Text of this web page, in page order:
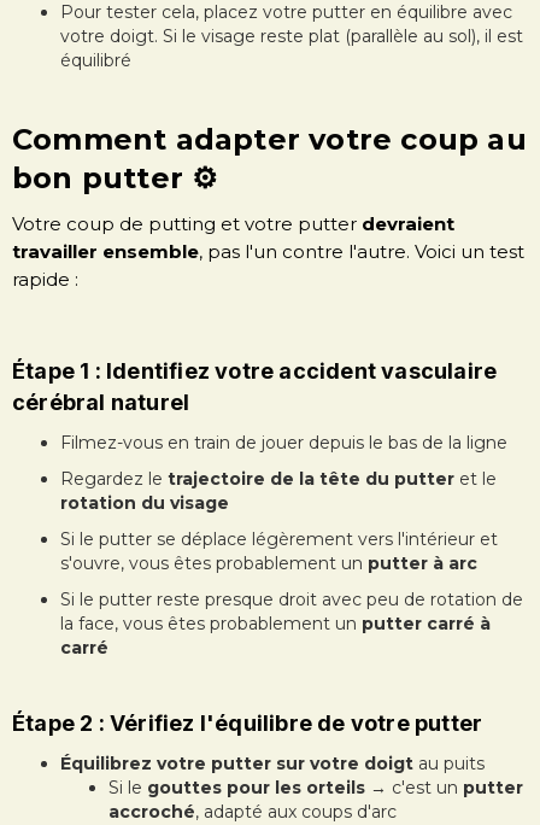
Pour tester cela, placez votre putter en équilibre avec
votre doigt. Si le visage reste plat (parallèle au sol), il est
équilibré
Comment adapter votre coup au
bon putter ⚙️
Votre coup de putting et votre putter devraient
travailler ensemble, pas l'un contre l'autre. Voici un test
rapide :
Étape 1 : Identifiez votre accident vasculaire
cérébral naturel
Filmez-vous en train de jouer depuis le bas de la ligne
Regardez le trajectoire de la tête du putter et le
rotation du visage
Si le putter se déplace légèrement vers l'intérieur et
s'ouvre, vous êtes probablement un putter à arc
Si le putter reste presque droit avec peu de rotation de
la face, vous êtes probablement un putter carré à
carré
Étape 2 : Vérifiez l'équilibre de votre putter
Équilibrez votre putter sur votre doigt au puits
Si le gouttes pour les orteils → c'est un putter
accroché, adapté aux coups d'arc